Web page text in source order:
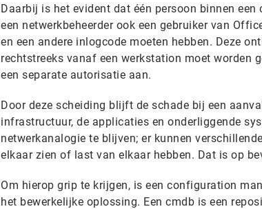
Daarbij is het evident dat één persoon binnen
een netwerkbeheerder ook een gebruiker van
en een andere inlogcode moeten hebben. Deze
rechtstreeks vanaf een werkstation moet worden
een separate autorisatie aan.
Door deze scheiding blijft de schade bij een
infrastructuur, de applicaties en onderliggende
netwerkanalogie te blijven; er kunnen
elkaar zien of last van elkaar hebben. Dat is op
Om hierop grip te krijgen, is een configuration
het bewerkelijke oplossing. Een cmdb is een